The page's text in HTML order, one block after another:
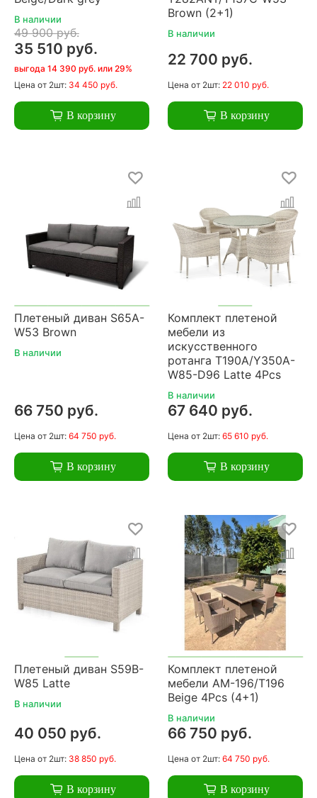
В наличии
49 900 руб.
35 510 руб.
выгода 14 390 руб. или 29%
Цена от 2шт: 34 450 руб.
В корзину
Brown (2+1)
В наличии
22 700 руб.
Цена от 2шт: 22 010 руб.
В корзину
Плетеный диван S65A-
W53 Brown
В наличии
66 750 руб.
Цена от 2шт: 64 750 руб.
В корзину
Комплект плетеной
мебели из
искусственного
ротанга T190A/Y350A-
W85-D96 Latte 4Pcs
В наличии
67 640 руб.
Цена от 2шт: 65 610 руб.
В корзину
Плетеный диван S59B-
W85 Latte
В наличии
40 050 руб.
Цена от 2шт: 38 850 руб.
В корзину
Комплект плетеной
мебели AM-196/T196
Beige 4Pcs (4+1)
В наличии
66 750 руб.
Цена от 2шт: 64 750 руб.
В корзину